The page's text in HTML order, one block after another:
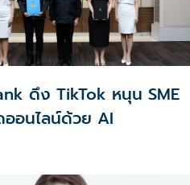
ดึง TikTok หนุน SME
ออนไลน์ด้วย AI